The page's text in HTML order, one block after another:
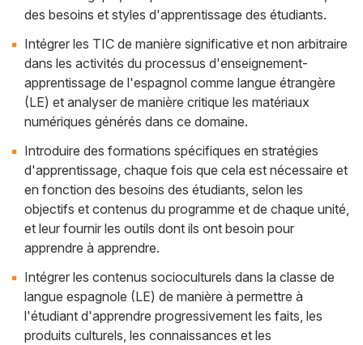
des besoins et styles d'apprentissage des étudiants.
Intégrer les TIC de manière significative et non arbitraire
dans les activités du processus d'enseignement-
apprentissage de l'espagnol comme langue étrangère
(LE) et analyser de manière critique les matériaux
numériques générés dans ce domaine.
Introduire des formations spécifiques en stratégies
d'apprentissage, chaque fois que cela est nécessaire et
en fonction des besoins des étudiants, selon les
objectifs et contenus du programme et de chaque unité,
et leur fournir les outils dont ils ont besoin pour
apprendre à apprendre.
Intégrer les contenus socioculturels dans la classe de
langue espagnole (LE) de manière à permettre à
l'étudiant d'apprendre progressivement les faits, les
produits culturels, les connaissances et les